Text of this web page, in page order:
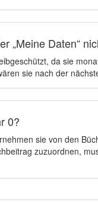
„Meine Daten“
da sie
sie nach der
0?
sie von den
zuzuordnen,